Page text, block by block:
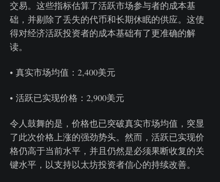
交易。这些指标估算了活跃市场参与者的成本基
础，并剔除了丢失的代币和长期休眠的供应。这使
得对经济活跃投资者的成本基础有了更准确的解
读。
• 真实市场均值：2,400美元
• 活跃已实现价格：2,900美元
令人鼓舞的是，价格也已突破真实市场均值，突显
了此次价格上涨的强劲势头。然而，活跃已实现价
格仍高于当前水平，并且仍然是必须果断收复的关
键水平，以支持以太坊投资者信心的持续改善。